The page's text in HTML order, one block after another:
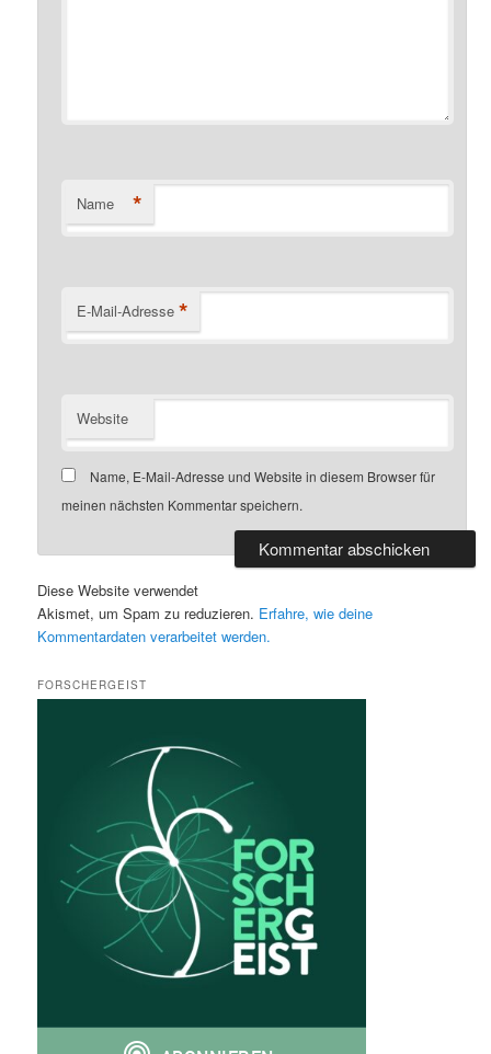
Name *
E-Mail-Adresse *
Website
Name, E-Mail-Adresse und Website in diesem Browser für
meinen nächsten Kommentar speichern.
Diese Website verwendet
Akismet, um Spam zu reduzieren. Erfahre, wie deine
Kommentardaten verarbeitet werden.
FORSCHERGEIST